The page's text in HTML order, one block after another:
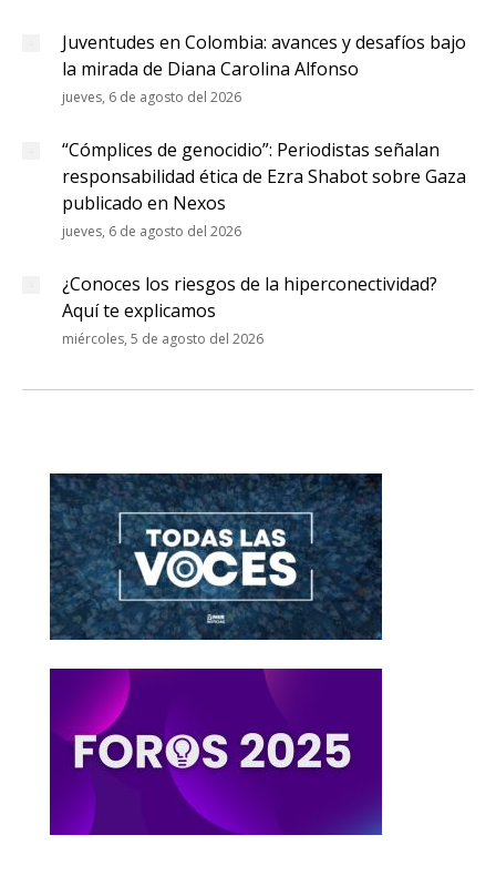
Juventudes en Colombia: avances y desafíos bajo
la mirada de Diana Carolina Alfonso
jueves, 6 de agosto del 2026
“Cómplices de genocidio”: Periodistas señalan
responsabilidad ética de Ezra Shabot sobre Gaza
publicado en Nexos
jueves, 6 de agosto del 2026
¿Conoces los riesgos de la hiperconectividad?
Aquí te explicamos
miércoles, 5 de agosto del 2026